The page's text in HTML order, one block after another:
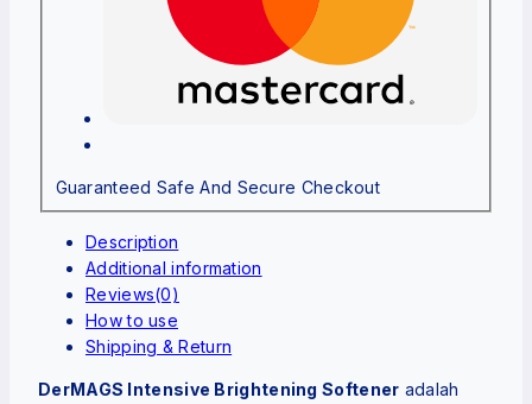
Guaranteed Safe And Secure Checkout
Description
Additional information
Reviews(0)
How to use
Shipping & Return
DerMAGS Intensive Brightening Softener adalah